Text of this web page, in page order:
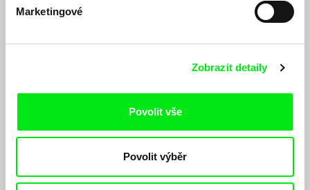
Marketingové
Zobrazit detaily
Povolit vše
Povolit výběr
Chcete být pravidelně informováni o našem
elektronickými prostředky a souvisejícím zpracováním osobních údajů pro účely